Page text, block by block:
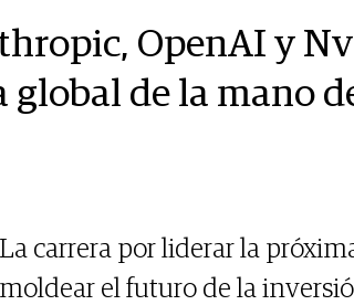
OpenAI y
global de la mano
La carrera por liderar la
moldear el futuro de la